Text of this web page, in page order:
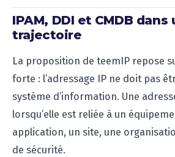
IPAM, DDI et CMDB dans
trajectoire
La proposition de teemIP repose
forte : l’adressage IP ne doit pas
système d’information. Une
lorsqu’elle est reliée à un
application, un site, une
de sécurité.